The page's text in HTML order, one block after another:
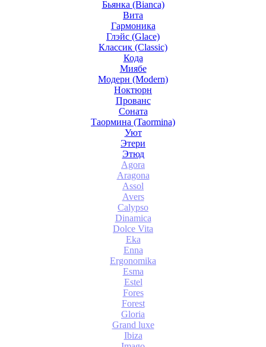
Бьянка (Bianca)
Вита
Гармоника
Глэйс (Glace)
Классик (Classic)
Кода
Миябе
Модерн (Modern)
Ноктюрн
Прованс
Соната
Таормина (Taormina)
Уют
Этери
Этюд
Agora
Aragona
Assol
Avers
Calypso
Dinamica
Dolce Vita
Eka
Enna
Ergonomika
Esma
Estel
Fores
Forest
Gloria
Grand luxe
Ibiza